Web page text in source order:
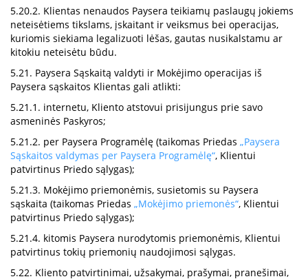
5.20.2. Klientas nenaudos Paysera teikiamų paslaugų jokiems
neteisėtiems tikslams, įskaitant ir veiksmus bei operacijas,
kuriomis siekiama legalizuoti lėšas, gautas nusikalstamu ar
kitokiu neteisėtu būdu.
5.21. Paysera Sąskaitą valdyti ir Mokėjimo operacijas iš
Paysera sąskaitos Klientas gali atlikti:
5.21.1. internetu, Kliento atstovui prisijungus prie savo
asmeninės Paskyros;
5.21.2. per Paysera Programėlę (taikomas Priedas „Paysera
Sąskaitos valdymas per Paysera Programėlę“, Klientui
patvirtinus Priedo sąlygas);
5.21.3. Mokėjimo priemonėmis, susietomis su Paysera
sąskaita (taikomas Priedas „Mokėjimo priemonės“, Klientui
patvirtinus Priedo sąlygas);
5.21.4. kitomis Paysera nurodytomis priemonėmis, Klientui
patvirtinus tokių priemonių naudojimosi sąlygas.
5.22. Kliento patvirtinimai, užsakymai, prašymai, pranešimai,